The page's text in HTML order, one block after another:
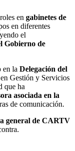
en gabinetes de
en diferentes
el
Gobierno de
en la Delegación del
Gestión y Servicios
que ha
asociada en la
de comunicación.
general de CARTV